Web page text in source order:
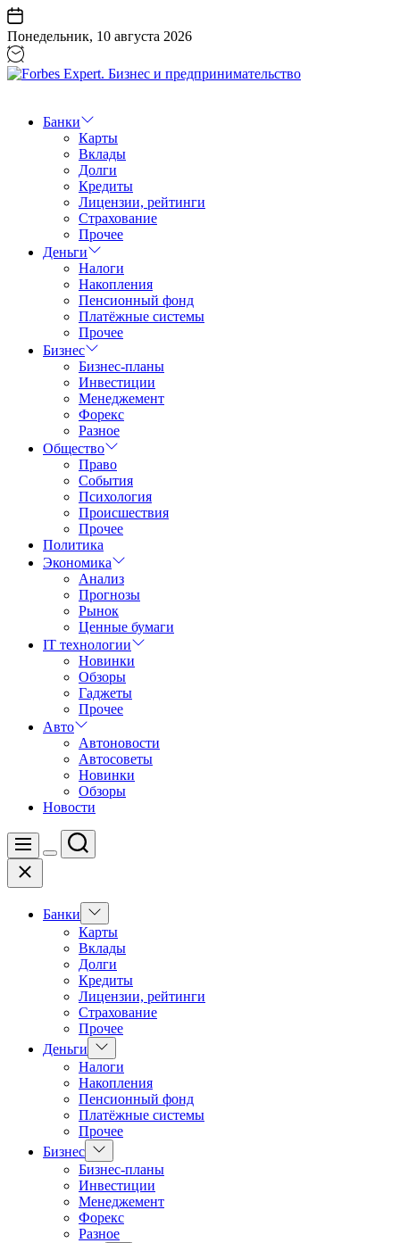
Перейти
к
содержанию
Понедельник, 10 августа 2026
Бизнес
предпринимательство
Банки
Карты
Вклады
Долги
Кредиты
Лицензии, рейтинги
Страхование
Прочее
Деньги
Налоги
Накопления
Пенсионный фонд
Платёжные системы
Прочее
Бизнес
Бизнес-планы
Инвестиции
Менеджемент
Форекс
Разное
Общество
Право
События
Психология
Происшествия
Прочее
Политика
Экономика
Анализ
Прогнозы
Рынок
Ценные бумаги
IT технологии
Новинки
Обзоры
Гаджеты
Прочее
Авто
Автоновости
Автосоветы
Новинки
Обзоры
Новости
Меню
Цвет
Поиск
Закрыть
Банки
Показать
подменю
Карты
Вклады
Долги
Кредиты
Лицензии, рейтинги
Страхование
Прочее
Деньги
Показать
подменю
Налоги
Накопления
Пенсионный фонд
Платёжные системы
Прочее
Бизнес Показать
подменю
Бизнес-планы
Инвестиции
Менеджемент
Форекс
Разное